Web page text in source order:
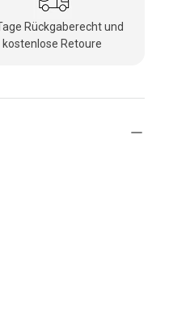
Rückgaberecht und
kostenlose Retoure